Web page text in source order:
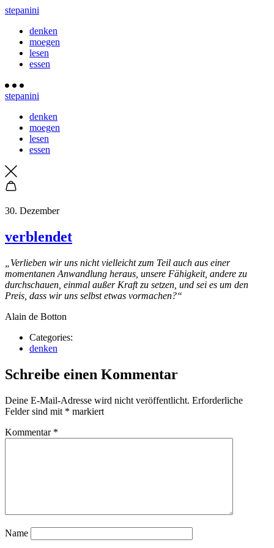
stepanini
denken
moegen
lesen
essen
stepanini
denken
moegen
lesen
essen
30. Dezember
verblendet
„Verlieben wir uns nicht vielleicht zum Teil auch aus einer
momentanen Anwandlung heraus, unsere Fähigkeit, andere zu
durchschauen, einmal außer Kraft zu setzen, und sei es um den
Preis, dass wir uns selbst etwas vormachen?“
Alain de Botton
Categories:
denken
Schreibe einen Kommentar
Deine E-Mail-Adresse wird nicht veröffentlicht. Erforderliche
Felder sind mit * markiert
Kommentar *
Name